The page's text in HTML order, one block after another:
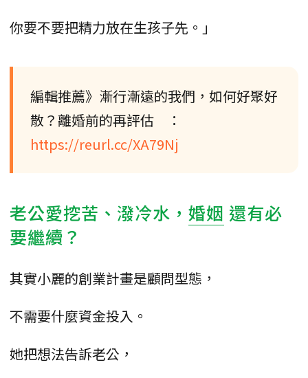
你要不要把精力放在生孩子先。」
編輯推薦》漸行漸遠的我們，如何好聚好
散？離婚前的再評估 ：
https://reurl.cc/XA79Nj
老公愛挖苦、潑冷水， 婚姻 還有必
要繼續？
其實小麗的創業計畫是顧問型態，
不需要什麼資金投入。
她把想法告訴老公，